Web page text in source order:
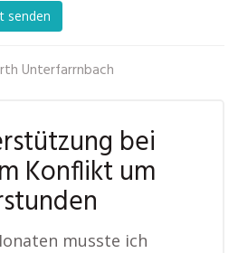
senden
Unterfarrnbach
bei
Konflikt um
musste ich